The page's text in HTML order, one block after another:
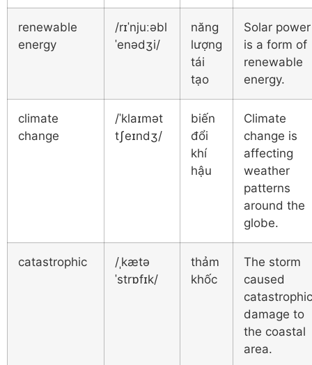
renewable
energy
/rɪˈnjuːəbl
ˈenədʒi/
năng
lượng
tái
tạo
Solar power
is a form of
renewable
energy.
climate
change
/ˈklaɪmət
tʃeɪndʒ/
biến
đổi
khí
hậu
Climate
change is
affecting
weather
patterns
around the
globe.
catastrophic
/ˌkætə
ˈstrɒfɪk/
thảm
khốc
The storm
caused
catastrophic
damage to
the coastal
area.